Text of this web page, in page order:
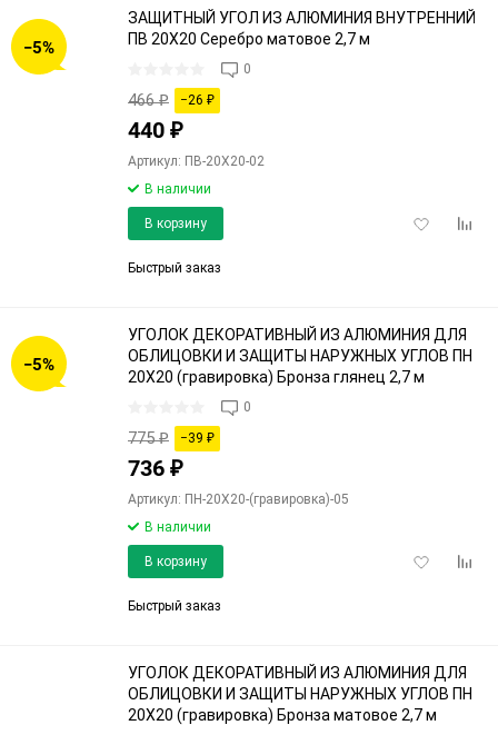
−5%
ЗАЩИТНЫЙ УГОЛ ИЗ АЛЮМИНИЯ ВНУТРЕННИЙ
ПВ 20Х20 Серебро матовое 2,7 м
0
466₽ −26 ₽
440 ₽
Артикул: ПВ-20Х20-02
В наличии
Добавить
В корзину
Быстрый заказ
−5%
УГОЛОК ДЕКОРАТИВНЫЙ ИЗ АЛЮМИНИЯ ДЛЯ
ОБЛИЦОВКИ И ЗАЩИТЫ НАРУЖНЫХ УГЛОВ ПН
20Х20 (гравировка) Бронза глянец 2,7 м
0
775₽ −39 ₽
736 ₽
Артикул: ПН-20Х20-(гравировка)-05
В наличии
Добавить
В корзину
Быстрый заказ
УГОЛОК ДЕКОРАТИВНЫЙ ИЗ АЛЮМИНИЯ ДЛЯ
ОБЛИЦОВКИ И ЗАЩИТЫ НАРУЖНЫХ УГЛОВ ПН
20Х20 (гравировка) Бронза матовое 2,7 м